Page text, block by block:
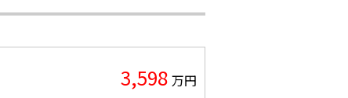
3,598 万円